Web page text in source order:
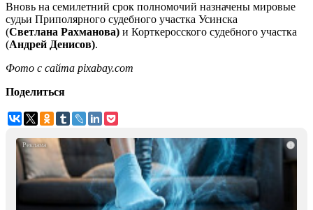
Вновь на семилетний срок полномочий назначены мировые
судьи Приполярного судебного участка Усинска
(Светлана Рахманова) и Корткеросского судебного участка
(Андрей Денисов).
Фото с сайта pixabay.com
Поделиться
i